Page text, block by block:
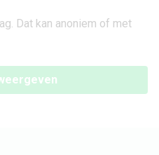
Dat kan anoniem of met